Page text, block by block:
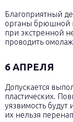
Благоприятный
органы брюшной
при экстренной
проводить
6 АПРЕЛЯ
Допускается
пластических.
уязвимость будут
их нельзя